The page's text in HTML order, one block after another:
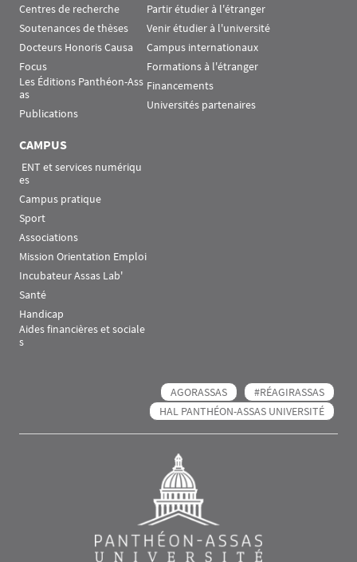
Centres de recherche
Soutenances de thèses
Docteurs Honoris Causa
Focus
Les Éditions Panthéon-Ass
as
Publications
Partir étudier à l'étranger
Venir étudier à l'université
Campus internationaux
Formations à l'étranger
Financements
Universités partenaires
CAMPUS
es
Campus pratique
Sport
Associations
Mission Orientation Emploi
Incubateur Assas Lab'
Santé
Handicap
Aides financières et sociale
s
AGORASSAS
#RÉAGIRASSAS
HAL PANTHÉON-ASSAS UNIVERSITÉ